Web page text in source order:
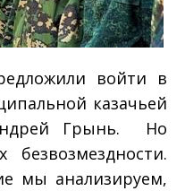
войти в
казачьей
Грынь. ­ Но
мы анализируем,